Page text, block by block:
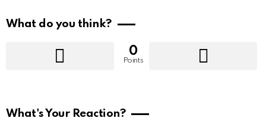
What do you think?
0
Points
What's Your Reaction?